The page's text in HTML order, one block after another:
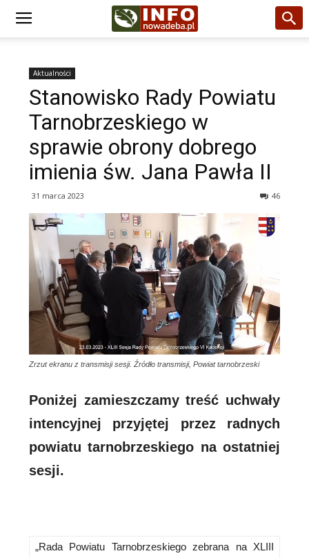
Aktualności
Stanowisko Rady Powiatu
Tarnobrzeskiego w
sprawie obrony dobrego
imienia św. Jana Pawła II
31 marca 2023 46
Zrzut ekranu z transmisji sesji. Źródło transmisji, Powiat tarnobrzeski
Poniżej zamieszczamy treść uchwały
intencyjnej przyjętej przez radnych
powiatu tarnobrzeskiego na ostatniej
sesji.
„Rada Powiatu Tarnobrzeskiego zebrana na XLIII